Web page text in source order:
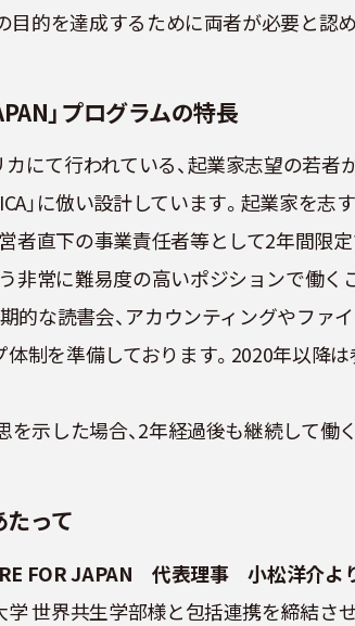
の目的を達成するために両者が必要と認
」プログラムの特長
カにて行われている、起業家志望の若
」に倣い設計しています。起業家
直下の事業責任者等として2年間限定
非常に難易度の高いポジションで働く
期的な読書会、アカウンティングやフ
体制を準備しております。2020年以降
示した場合、2年経過後も継続して働
って
FOR JAPAN 代表理事 小松洋介よ
学 世界共生学部様と包括連携を締結さ